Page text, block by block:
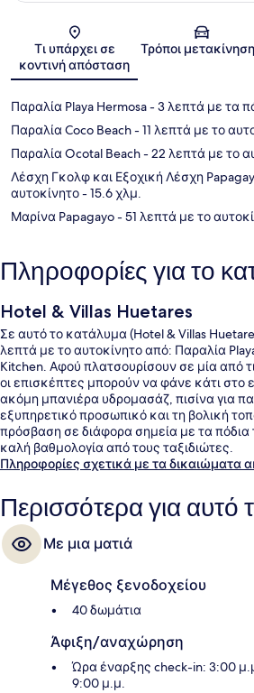
Χάρτης
Τι υπάρχει σε
κοντινή απόσταση
Τρόποι
Παραλία Playa Hermosa- 3 λεπτά με τα
Παραλία Coco Beach- 11 λεπτά με το
Παραλία Ocotal Beach- 22 λεπτά με το
Λέσχη Γκολφ και Εξοχική Λέσχη
αυτοκίνητο- 15.6 χλμ.
Μαρίνα Papagayo- 51 λεπτά με το
Πληροφορίες για το
Hotel & Villas Huetares
Σε αυτό το κατάλυμα (Hotel & Villas
λεπτά με το αυτοκίνητο από: Παραλία
Kitchen. Αφού πλατσουρίσουν σε μία από
οι επισκέπτες μπορούν να φάνε κάτι στο
ακόμη μπανιέρα υδρομασάζ, πισίνα για
εξυπηρετικό προσωπικό και τη βολική
πρόσβαση σε διάφορα σημεία με τα
καλή βαθμολογία από τους ταξιδιώτες.
Πληροφορίες σχετικά με τα δικαιώματα
Περισσότερα για αυτό
Με μια ματιά
Μέγεθος ξενοδοχείου
40 δωμάτια
Άφιξη/αναχώρηση
Ώρα έναρξης check-in: 3:00
9:00 μ.μ.